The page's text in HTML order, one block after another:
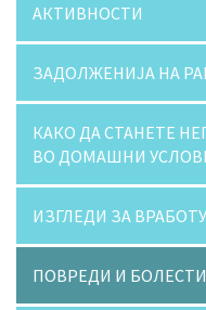
АКТИВНОСТИ
ЗАДОЛЖЕНИЈА НА
КАКО ДА СТАНЕТЕ
ВО ДОМАШНИ
ИЗГЛЕДИ ЗА
ПОВРЕДИ И БОЛЕСТИ